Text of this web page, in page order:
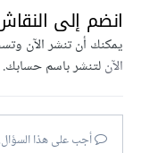
انضم إلى
يمكنك أن تنشر الآن
الآنلتنشر باسم حسابك.
أجب على هذا